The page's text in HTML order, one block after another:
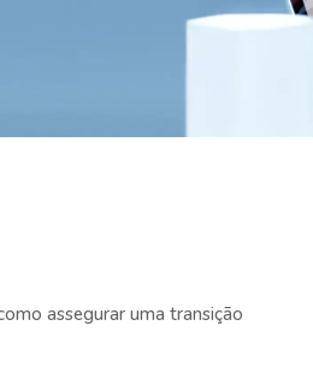
assegurar uma transição